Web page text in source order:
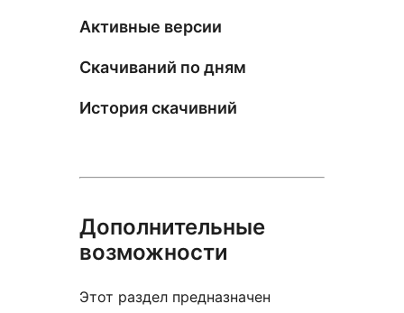
Активные версии
Скачиваний по дням
История скачивний
Дополнительные
возможности
Этот раздел предназначен